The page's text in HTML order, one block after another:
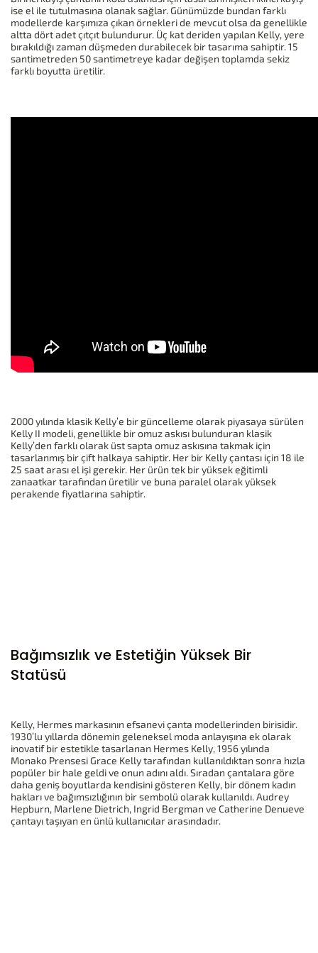
ise el ile tutulmasına olanak sağlar. Günümüzde bundan farklı
modellerde karşımıza çıkan örnekleri de mevcut olsa da genellikle
altta dört adet çıtçıt bulundurur. Üç kat deriden yapılan Kelly, yere
bırakıldığı zaman düşmeden durabilecek bir tasarıma sahiptir. 15
santimetreden 50 santimetreye kadar değişen toplamda sekiz
farklı boyutta üretilir.
2000 yılında klasik Kelly’e bir güncelleme olarak piyasaya sürülen
Kelly II modeli, genellikle bir omuz askısı bulunduran klasik
Kelly’den farklı olarak üst sapta omuz askısına takmak için
tasarlanmış bir çift halkaya sahiptir. Her bir Kelly çantası için 18 ile
25 saat arası el işi gerekir. Her ürün tek bir yüksek eğitimli
zanaatkar tarafından üretilir ve buna paralel olarak yüksek
perakende fiyatlarına sahiptir.
Bağımsızlık ve Estetiğin Yüksek Bir
Statüsü
Kelly, Hermes markasının efsanevi çanta modellerinden birisidir.
1930’lu yıllarda dönemin geleneksel moda anlayışına ek olarak
inovatif bir estetikle tasarlanan Hermes Kelly, 1956 yılında
Monako Prensesi Grace Kelly tarafından kullanıldıktan sonra hızla
popüler bir hale geldi ve onun adını aldı. Sıradan çantalara göre
daha geniş boyutlarda kendisini gösteren Kelly, bir dönem kadın
hakları ve bağımsızlığının bir sembolü olarak kullanıldı. Audrey
Hepburn, Marlene Dietrich, Ingrid Bergman ve Catherine Denueve
çantayı taşıyan en ünlü kullanıcılar arasındadır.